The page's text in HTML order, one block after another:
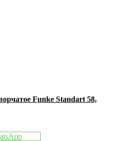
Funke Standart 58,